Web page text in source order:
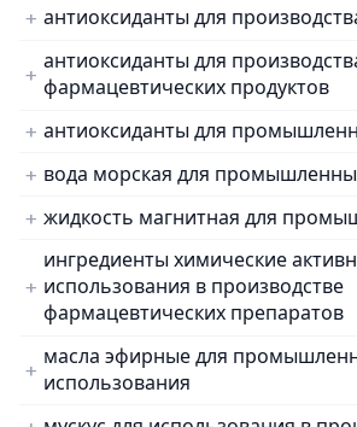
антиоксиданты для
антиоксиданты для
фармацевтических продуктов
антиоксиданты для
вода морская для
жидкость магнитная для
ингредиенты химические
использования в производстве
фармацевтических препаратов
масла эфирные для
использования